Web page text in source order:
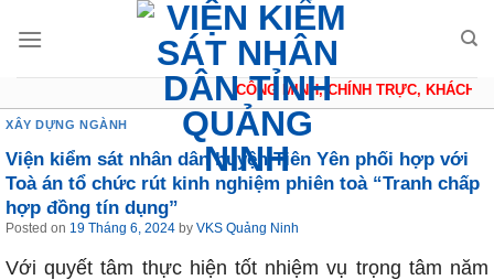
CÔNG MINH, CHÍNH TRỰC, KHÁCH
XÂY DỰNG NGÀNH
Viện kiểm sát nhân dân huyện Tiên Yên phối hợp với
Toà án tổ chức rút kinh nghiệm phiên toà “Tranh chấp
hợp đồng tín dụng”
Posted on 19 Tháng 6, 2024 by VKS Quảng Ninh
Với quyết tâm thực hiện tốt nhiệm vụ trọng tâm năm